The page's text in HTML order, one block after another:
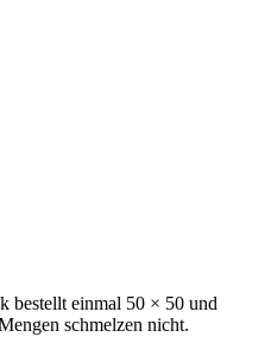
bestellt einmal 50 × 50 und
schmelzen nicht.